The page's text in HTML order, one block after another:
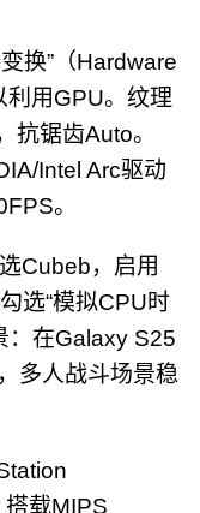
换”（Hardware
利用GPU。纹理
抗锯齿Auto。
Intel Arc驱动
。
Cubeb，启用
选“模拟CPU时
：在Galaxy S25
多人战斗场景稳
载MIPS